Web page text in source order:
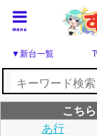
menu
▼新台一覧
こち
あ行